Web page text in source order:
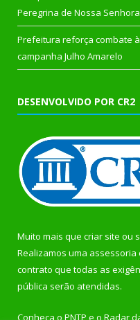
Peregrina de Nossa
Prefeitura reforça combate
campanha Julho Amarelo
DESENVOLVIDO POR CR2
Muito mais que criar site ou
Realizamos uma assessoria
contrato que todas as
pública serão atendidas.
Conheça o PNTP e o Radar